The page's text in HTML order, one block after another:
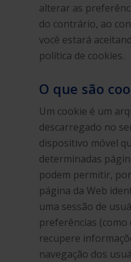
alterar as
do contrário, ao
você estará
política de cookies.
O que são
Um cookie é um
descarregado no
dispositivo móvel
determinadas
podem permitir,
página da Web
uma sessão de
preferências (como
recupere
navegação dos